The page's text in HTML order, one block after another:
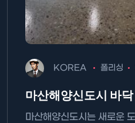
KOREA 폴리싱
마산해양신도시 바
마산해양신도시는 새로